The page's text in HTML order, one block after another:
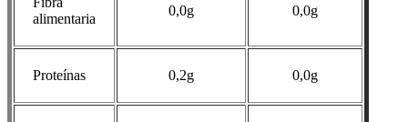
alimentaria
0,0g 0,0g
Proteínas 0,2g 0,0g